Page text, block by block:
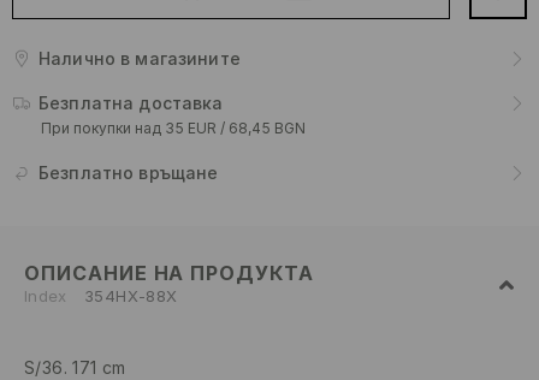
Налично в магазините
Безплатна доставка
При покупки над 35 EUR / 68,45 BGN
Безплатно връщане
ОПИСАНИЕ НА ПРОДУКТА
Index 354HX-88X
S/36. 171 cm